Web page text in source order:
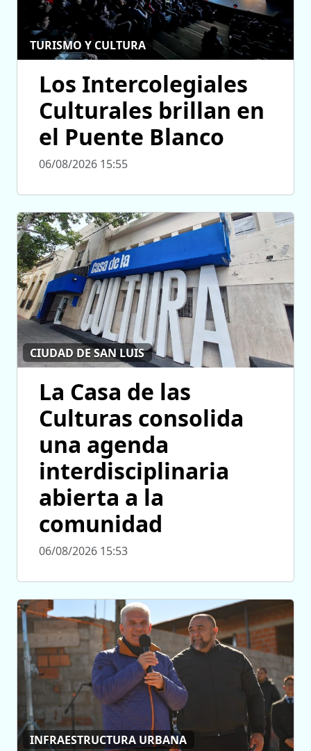
TURISMO Y CULTURA
Los Intercolegiales
Culturales brillan en
el Puente Blanco
06/08/2026 15:55
CIUDAD DE SAN LUIS
La Casa de las
Culturas consolida
una agenda
interdisciplinaria
abierta a la
comunidad
06/08/2026 15:53
INFRAESTRUCTURA URBANA